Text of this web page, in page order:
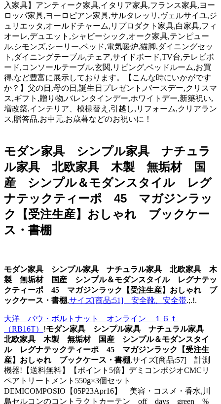
入家具】アンティーク家具,イタリア家具,フランス家具,ヨー
ロッパ家具,ヨーロピアン家具,サルタレッリ,ヴェルサイユ,ジ
ュリエッタ,オールドチャーム,リプロダクト家具,白家具,フィ
オーレ,デュエット,シャビーシック,オーク家具,テンピュー
ル,シモンズ,シーリー,ベッド,電気暖炉,猫脚,ダイニングセッ
ト,ダイニングテーブル,チェア,サイドボード,TV台,テレビボ
ード,コンソールテーブル,玄関,リビング,ベッドルーム,お買
得,など豊富に展示しております。【こんな時にいかがです
か？】父の日,母の日,誕生日プレゼント,バースデー,クリスマ
ス,ギフト,贈り物,バレンタインデー,ホワイトデー,新築祝い,
増改築,インテリア、模様替え,引越し,リフォーム,クリアラン
ス,贈答品,お中元,お歳暮などのお祝いに！
モダン家具 シンプル家具 ナチュラ
ル家具 北欧家具 木製 無垢材 国
産 シンプル＆モダンスタイル レグ
ナテックティーポ 45 マガジンラッ
ク【受注生産】おしゃれ ブックケー
ス・書棚
モダン家具 シンプル家具 ナチュラル家具 北欧家具 木
製 無垢材 国産 シンプル＆モダンスタイル レグナテッ
クティーポ 45 マガジンラック【受注生産】おしゃれ ブ
ックケース・書棚,サイズ[商品:51] 安全靴、安全帯.;.!.
大洋 バウ・ボルトナット オンライン １６ｔ
（RB16T） !モダン家具 シンプル家具 ナチュラル家具
北欧家具 木製 無垢材 国産 シンプル＆モダンスタイ
ル レグナテックティーポ 45 マガジンラック【受注生
産】おしゃれ ブックケース・書棚,サイズ[商品:57] 計測
機器!【送料無料】【ポイント5倍】デミコンポジオCMCリ
ペアトリートメント550g×3個セット
DEMICOMPOSIO【05P23Apr16】 美容・コスメ・香水,川
島セルコンのコントラクトカーテン off days green %